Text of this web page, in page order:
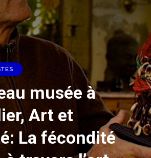
musée à
Art et
La fécondité